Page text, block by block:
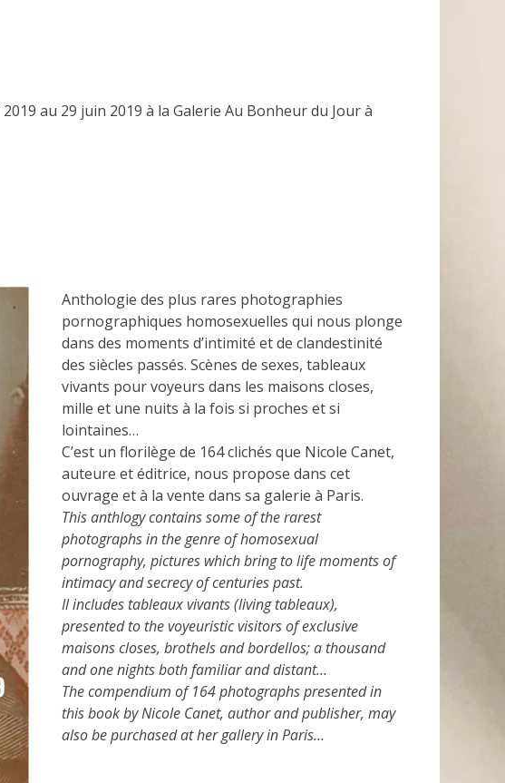
au 29 juin 2019 à la Galerie Au Bonheur du Jour à
Anthologie des plus rares photographies
pornographiques homosexuelles qui nous plonge
dans des moments d’intimité et de clandestinité
des siècles passés. Scènes de sexes, tableaux
vivants pour voyeurs dans les maisons closes,
mille et une nuits à la fois si proches et si
lointaines…
C’est un florilège de 164 clichés que Nicole Canet,
auteure et éditrice, nous propose dans cet
ouvrage et à la vente dans sa galerie à Paris.
This anthlogy contains some of the rarest
photographs in the genre of homosexual
pornography, pictures which bring to life moments of
intimacy and secrecy of centuries past.
Il includes tableaux vivants (living tableaux),
presented to the voyeuristic visitors of exclusive
maisons closes, brothels and bordellos; a thousand
and one nights both familiar and distant…
The compendium of 164 photographs presented in
this book by Nicole Canet, author and publisher, may
also be purchased at her gallery in Paris…